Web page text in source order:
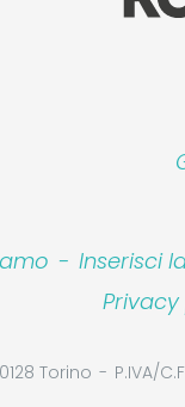
- Inserisci
Torino P.IVA/